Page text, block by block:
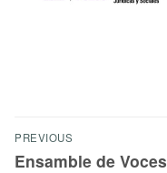
PREVIOUS
Ensamble de Voces